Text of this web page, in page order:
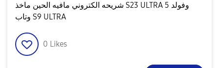
شريحه الكتروني مافيه الحين ماخذ S23 ULTRA وفولد 5
وتاب S9 ULTRA
0 Likes